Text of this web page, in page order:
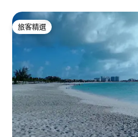
旅客精選
旅客精選